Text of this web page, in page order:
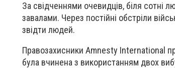
За свідченнями очевидців, біля сотні
завалами. Через постійні обстріли
звідти людей.
Правозахисники Amnesty International
була вчинена з використанням двох